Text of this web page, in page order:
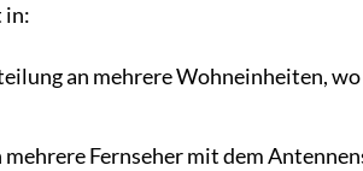
in:
an mehrere Wohneinheiten,
mehrere Fernseher mit dem